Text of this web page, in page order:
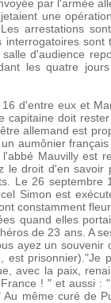
par l'armée
une
arrestations
d'audience
les quatre
d'entre eux et
capitaine doit
allemand est
aumônier
Mauvilly est
le droit d'en
Le 26
Simon est
constamment
quand elles
de 23 ans. A
ayez un
est
avec la paix,
! " et aussi
même curé de